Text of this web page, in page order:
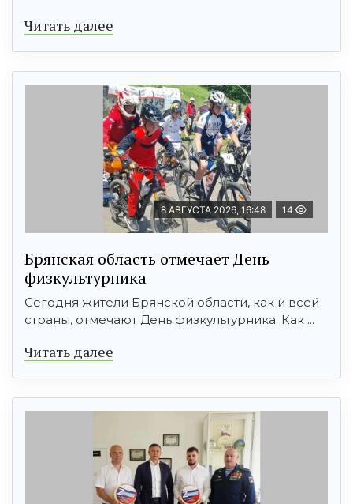
Читать далее
8 АВГУСТА 2026, 16:48 14
Брянская область отмечает День
физкультурника
Сегодня жители Брянской области, как и всей
страны, отмечают День физкультурника. Как ...
Читать далее